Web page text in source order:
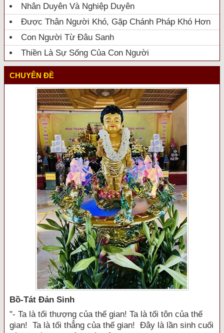
Nhân Duyên Và Nghiệp Duyên
Được Thân Người Khó, Gặp Chánh Pháp Khó Hơn
Con Người Từ Đâu Sanh
Thiền Là Sự Sống Của Con Người
CHUYÊN ĐỀ
Bồ-Tát Đản Sinh
"- Ta là tối thượng của thế gian! Ta là tối tôn của thế
gian! Ta là tối thẳng của thế gian! Đây là lần sinh cuối